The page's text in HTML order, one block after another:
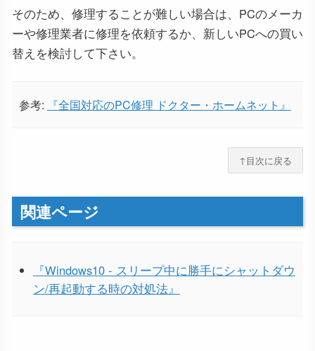
そのため、修理することが難しい場合は、PCのメーカ
ーや修理業者に修理を依頼するか、新しいPCへの買い
替えを検討して下さい。
参考: 『全国対応のPC修理 ドクター・ホームネット』
↑目次に戻る
関連ページ
『Windows10 - スリープ中に勝手にシャットダウ
ン/再起動する時の対処法』